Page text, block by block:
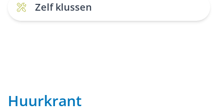
Zelf klussen
Huurkrant